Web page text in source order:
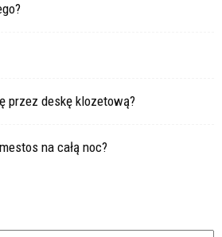
przez deskę klozetową?
na całą noc?